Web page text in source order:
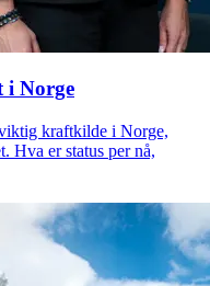
i Norge
kraftkilde i Norge,
Hva er status per nå,